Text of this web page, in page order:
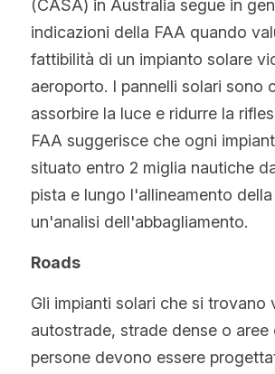
(CASA) in Australia segue in
indicazioni della FAA quando
fattibilità di un impianto solare
aeroporto. I pannelli solari sono
assorbire la luce e ridurre la
FAA suggerisce che ogni
situato entro 2 miglia nautiche
pista e lungo l'allineamento
un'analisi dell'abbagliamento.
Roads
Gli impianti solari che si trovano
autostrade, strade dense o aree
persone devono essere